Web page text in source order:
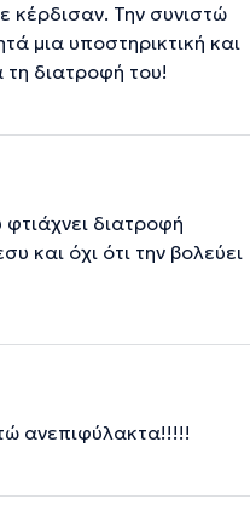
κέρδισαν. Την συνιστώ
μια υποστηρικτική και
τη διατροφή του!
διατροφή
και όχι ότι την βολεύει
ανεπιφύλακτα!!!!!